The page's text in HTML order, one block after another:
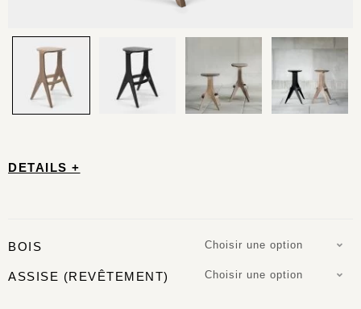
DETAILS +
BOIS Choisir une option
ASSISE (REVÊTEMENT) Choisir une option